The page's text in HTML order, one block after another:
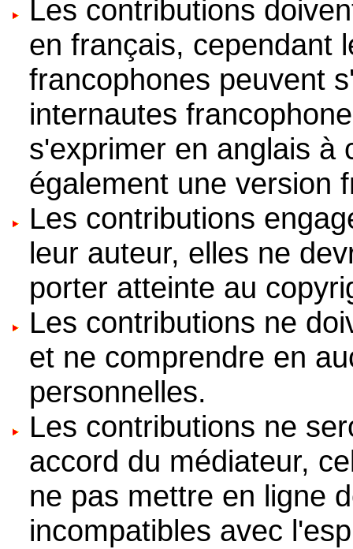
Les contributions
en français, cependant
francophones peuvent
internautes
s'exprimer en anglais à
également une version
Les contributions
leur auteur, elles ne
porter atteinte au
Les contributions ne
et ne comprendre en
personnelles.
Les contributions ne
accord du médiateur,
ne pas mettre en ligne
incompatibles avec